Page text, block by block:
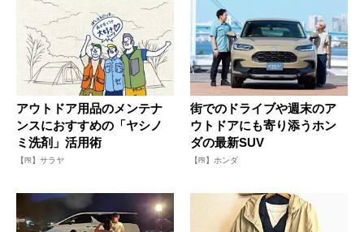
アウトドア用品のメンテナ
ンスにおすすめの「ヤシノ
ミ洗剤」活用術
【PR】サラヤ
街でのドライブや週末のア
ウトドアにも寄り添うホン
ダの最新SUV
【PR】ホンダ